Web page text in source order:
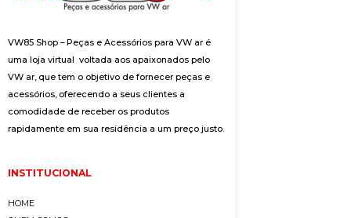
VW85 Shop – Peças e Acessórios para VW ar é
uma loja virtual voltada aos apaixonados pelo
VW ar, que tem o objetivo de fornecer peças e
acessórios, oferecendo a seus clientes a
comodidade de receber os produtos
rapidamente em sua residência a um preço justo.
INSTITUCIONAL
HOME